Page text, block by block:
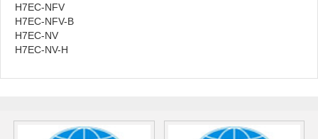
H7EC-NFV
H7EC-NFV-B
H7EC-NV
H7EC-NV-H